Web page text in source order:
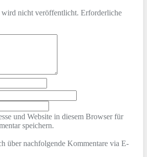
nicht veröffentlicht. Erforderliche
und Website in diesem Browser für
speichern.
über nachfolgende Kommentare via E-